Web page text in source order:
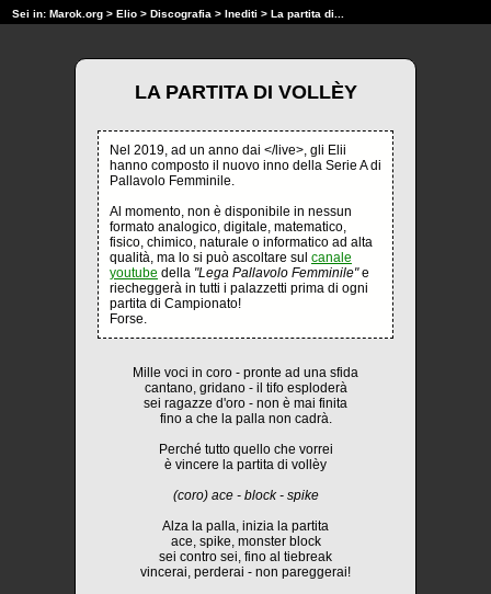
Sei in: Marok.org > Elio > Discografia > Inediti > La partita di...
LA PARTITA DI VOLLÈY
Nel 2019, ad un anno dai </live>, gli Elii
hanno composto il nuovo inno della Serie A di
Pallavolo Femminile.
Al momento, non è disponibile in nessun
formato analogico, digitale, matematico,
fisico, chimico, naturale o informatico ad alta
qualità, ma lo si può ascoltare sul canale
youtube della "Lega Pallavolo Femminile"e
riecheggerà in tutti i palazzetti prima di ogni
partita di Campionato!
Forse.
Mille voci in coro - pronte ad una sfida
cantano, gridano - il tifo esploderà
sei ragazze d'oro - non è mai finita
fino a che la palla non cadrà.
Perché tutto quello che vorrei
è vincere la partita di vollèy
(coro) ace - block - spike
Alza la palla, inizia la partita
ace, spike, monster block
sei contro sei, fino al tiebreak
vincerai, perderai - non pareggerai!